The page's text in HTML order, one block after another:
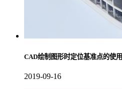
CAD绘制图形时定位基准点的使用
2019-09-16